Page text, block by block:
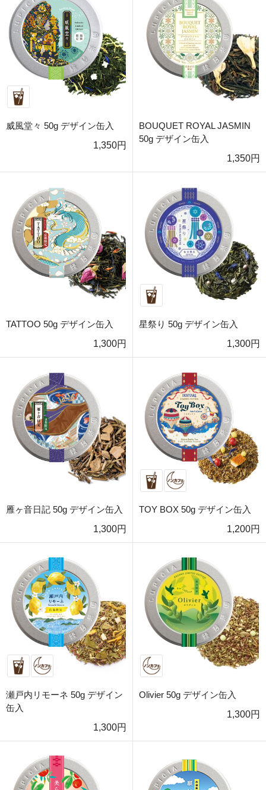
威風堂々 50g デザイン缶入
1,350円
BOUQUET ROYAL JASMIN
50g デザイン缶入
1,350円
TATTOO 50g デザイン缶入
1,300円
星祭り 50g デザイン缶入
1,300円
雁ヶ音日記 50g デザイン缶入
1,300円
TOY BOX 50g デザイン缶入
1,200円
瀬戸内リモーネ 50g デザイン
缶入
1,300円
Olivier 50g デザイン缶入
1,300円